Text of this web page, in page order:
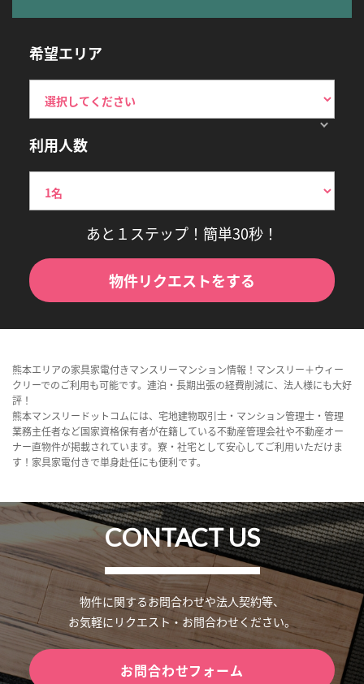
希望エリア
利用人数
あと１ステップ！簡単30秒！
物件リクエストをする
熊本エリアの家具家電付きマンスリーマンション情報！マンスリー＋ウィー
クリーでのご利用も可能です。連泊・長期出張の経費削減に、法人様にも大好
評！
熊本マンスリードットコムには、宅地建物取引士・マンション管理士・管理
業務主任者など国家資格保有者が在籍している不動産管理会社や不動産オー
ナー直物件が掲載されています。寮・社宅として安心してご利用いただけま
す！家具家電付きで単身赴任にも便利です。
CONTACT US
物件に関するお問合わせや法人契約等、
お気軽にリクエスト・お問合わせください。
お問合わせフォーム